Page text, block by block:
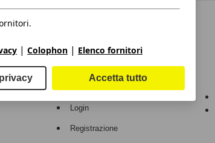
Area rivenditori
Login
Registrazione
| Colophon | Elenco fornitori
Accetta tutto